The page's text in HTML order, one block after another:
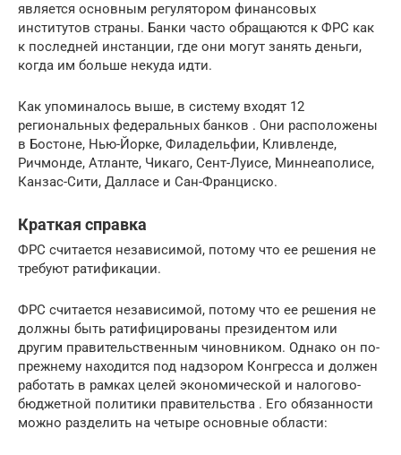
является основным регулятором финансовых
институтов страны. Банки часто обращаются к ФРС как
к последней инстанции, где они могут занять деньги,
когда им больше некуда идти.
Как упоминалось выше, в систему входят 12
региональных федеральных банков . Они расположены
в Бостоне, Нью-Йорке, Филадельфии, Кливленде,
Ричмонде, Атланте, Чикаго, Сент-Луисе, Миннеаполисе,
Канзас-Сити, Далласе и Сан-Франциско.
Краткая справка
ФРС считается независимой, потому что ее решения не
требуют ратификации.
ФРС считается независимой, потому что ее решения не
должны быть ратифицированы президентом или
другим правительственным чиновником. Однако он по-
прежнему находится под надзором Конгресса и должен
работать в рамках целей экономической и налогово-
бюджетной политики правительства . Его обязанности
можно разделить на четыре основные области: